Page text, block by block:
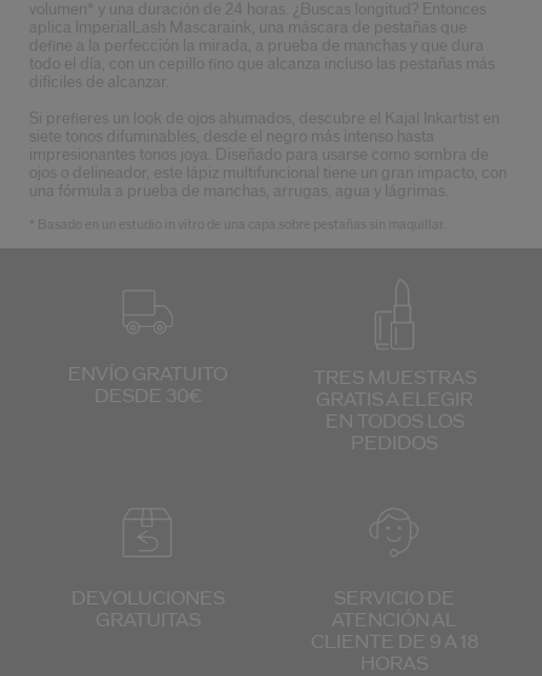
volumen* y una duración de 24 horas. ¿Buscas longitud? Entonces
aplica ImperialLash Mascaraink, una máscara de pestañas que
define a la perfección la mirada, a prueba de manchas y que dura
todo el día, con un cepillo fino que alcanza incluso las pestañas más
difíciles de alcanzar.
Si prefieres un look de ojos ahumados, descubre el Kajal Inkartist en
siete tonos difuminables, desde el negro más intenso hasta
impresionantes tonos joya. Diseñado para usarse como sombra de
ojos o delineador, este lápiz multifuncional tiene un gran impacto, con
una fórmula a prueba de manchas, arrugas, agua y lágrimas.
* Basado en un estudio in vitro de una capa sobre pestañas sin maquillar.
ENVÍO GRATUITO
DESDE 30€
TRES MUESTRAS
GRATIS A ELEGIR
EN TODOS LOS
PEDIDOS
DEVOLUCIONES
GRATUITAS
SERVICIO DE
ATENCIÓN AL
CLIENTE DE 9 A 18
HORAS